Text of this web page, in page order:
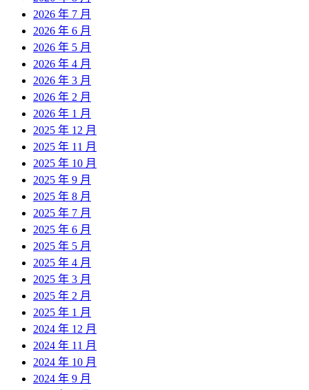
2026 年 7 月
2026 年 6 月
2026 年 5 月
2026 年 4 月
2026 年 3 月
2026 年 2 月
2026 年 1 月
2025 年 12 月
2025 年 11 月
2025 年 10 月
2025 年 9 月
2025 年 8 月
2025 年 7 月
2025 年 6 月
2025 年 5 月
2025 年 4 月
2025 年 3 月
2025 年 2 月
2025 年 1 月
2024 年 12 月
2024 年 11 月
2024 年 10 月
2024 年 9 月